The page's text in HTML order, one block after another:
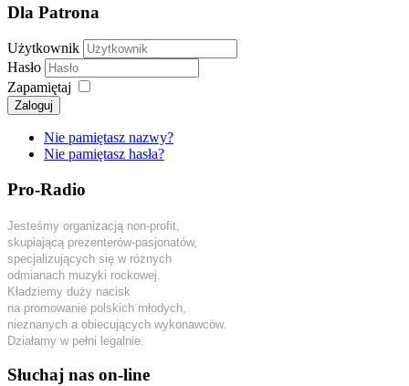
Dla Patrona
Użytkownik
Hasło
Zapamiętaj
Zaloguj
Nie pamiętasz nazwy?
Nie pamiętasz hasła?
Pro-Radio
Jesteśmy organizacją non-profit,
skupiającą prezenterów-pasjonatów,
specjalizujących się w różnych
odmianach muzyki rockowej.
Kładziemy duży nacisk
na promowanie polskich młodych,
nieznanych a obiecujących wykonawców.
Działamy w pełni legalnie.
Słuchaj nas on-line